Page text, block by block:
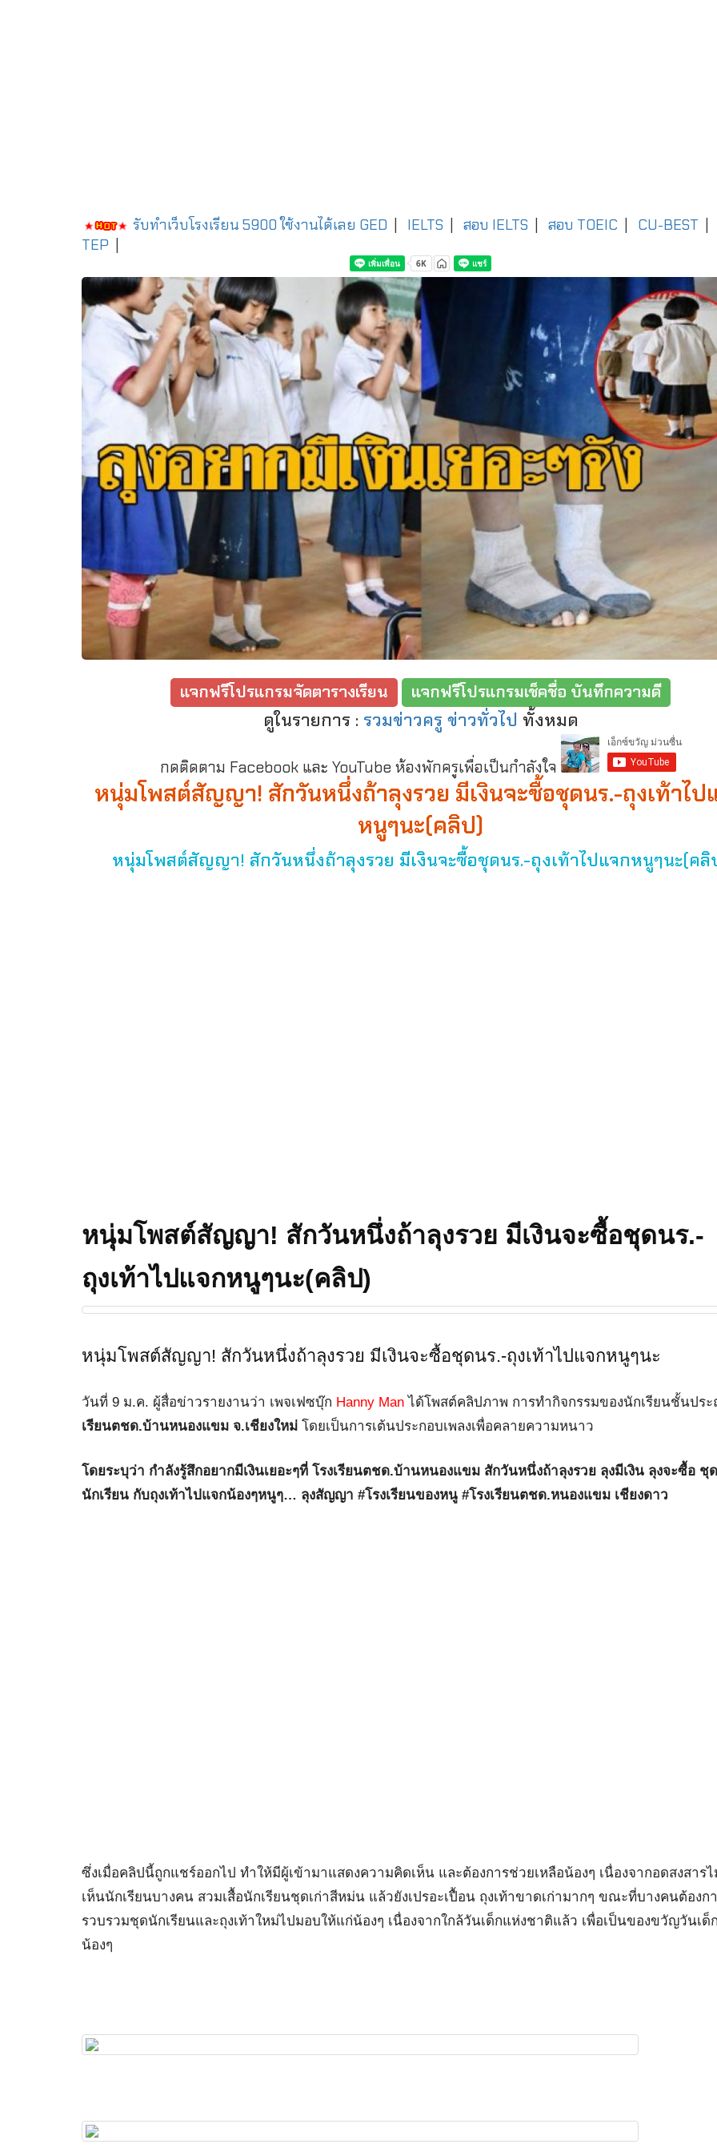
รับทำเว็บโรงเรียน 5900 ใช้งานได้เลย GED IELTS สอบ IELTS สอบ TOEIC CU-BEST
TEP
แจกฟรีโปรแกรมจัดตารางเรียน แจกฟรีโปรแกรมเช็คชื่อ บันทึกความดี
ดูในรายการ : รวมข่าวครู ข่าวทั่วไป ทั้งหมด
กดติดตาม Facebook และ YouTube ห้องพักครูเพื่อเป็นกำลังใจ
หนุ่มโพสต์สัญญา! สักวันหนึ่งถ้าลุงรวย มีเงินจะซื้อชุดนร.-ถุงเท้าไป
หนูๆนะ(คลิป)
หนุ่มโพสต์สัญญา! สักวันหนึ่งถ้าลุงรวย มีเงินจะซื้อชุดนร.-ถุงเท้าไปแจกหนูๆนะ(คลิ
หนุ่มโพสต์สัญญา! สักวันหนึ่งถ้าลุงรวย มีเงินจะซื้อชุดนร.-
ถุงเท้าไปแจกหนูๆนะ(คลิป)
หนุ่มโพสต์สัญญา! สักวันหนึ่งถ้าลุงรวย มีเงินจะซื้อชุดนร.-ถุงเท้าไปแจกหนูๆนะ
วันที่ 9 ม.ค. ผู้สื่อข่าวรายงานว่า เพจเฟซบุ๊ก Hanny Man ได้โพสต์คลิปภาพ การทำกิจกรรมของนักเรียนชั้นประ
เรียนตชด.บ้านหนองแขม จ.เชียงใหม่ โดยเป็นการเต้นประกอบเพลงเพื่อคลายความหนาว
โดยระบุว่า กำลังรู้สึกอยากมีเงินเยอะๆที่ โรงเรียนตชด.บ้านหนองแขม สักวันหนึ่งถ้าลุงรวย ลุงมีเงิน ลุงจะซื้อ ชุด
นักเรียน กับถุงเท้าไปแจกน้องๆหนูๆ… ลุงสัญญา #โรงเรียนของหนู #โรงเรียนตชด.หนองแขม เชียงดาว
ซึ่งเมื่อคลิปนี้ถูกแชร์ออกไป ทำให้มีผู้เข้ามาแสดงความคิดเห็น และต้องการช่วยเหลือน้องๆ เนื่องจากอดสงสาร
เห็นนักเรียนบางคน สวมเสื้อนักเรียนชุดเก่าสีหม่น แล้วยังเปรอะเปื้อน ถุงเท้าขาดเก่ามากๆ ขณะที่บางคนต้องก
รวบรวมชุดนักเรียนและถุงเท้าใหม่ไปมอบให้แก่น้องๆ เนื่องจากใกล้วันเด็กแห่งชาติแล้ว เพื่อเป็นของขวัญวันเด็
น้องๆ